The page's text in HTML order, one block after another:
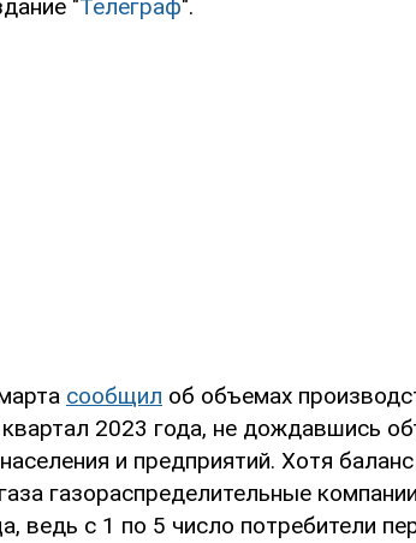
"Телеграф".
сообщил об объемах
2023 года, не дождавшись
и предприятий. Хотя
газораспределительные
ведь с 1 по 5 число потребители